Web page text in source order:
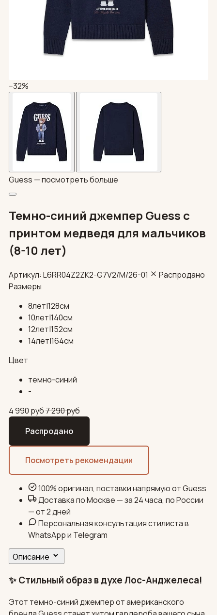
−32%
Guess —посмотреть больше
Темно-синий джемпер Guess с
принтом медведя для мальчиков
(8-10 лет)
Артикул: L6RR04Z2ZK2-G7V2/М/26-01
Распродано
Размеры
8лет|128см
10лет|140см
12лет|152см
14лет|164см
Цвет
темно-синий
-
4 990 руб7 290руб
Распродано
Посмотреть рекомендации
100% оригинал, поставки напрямую от Guess
Доставка по Москве — за 24 часа, по России
— от 2 дней
Персональная консультация стилиста в
WhatsApp и Telegram
Описание
✨ Стильный образ в духе Лос-Анджелеса!
Этот темно-синий джемпер от американского